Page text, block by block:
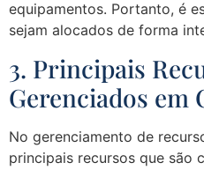
equipamentos. Portanto, é
sejam alocados de forma
3. Principais
Gerenciados em
No gerenciamento de
principais recursos que são